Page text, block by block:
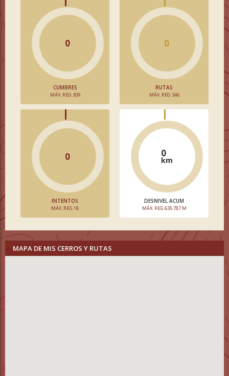
0
CUMBRES
MÁX. REG 309
0
RUTAS
MÁX. REG 346
0
INTENTOS
MÁX. REG 18
0
km
DESNIVEL ACUM
MÁX. REG 635.787 M
MAPA DE MIS CERROS Y RUTAS